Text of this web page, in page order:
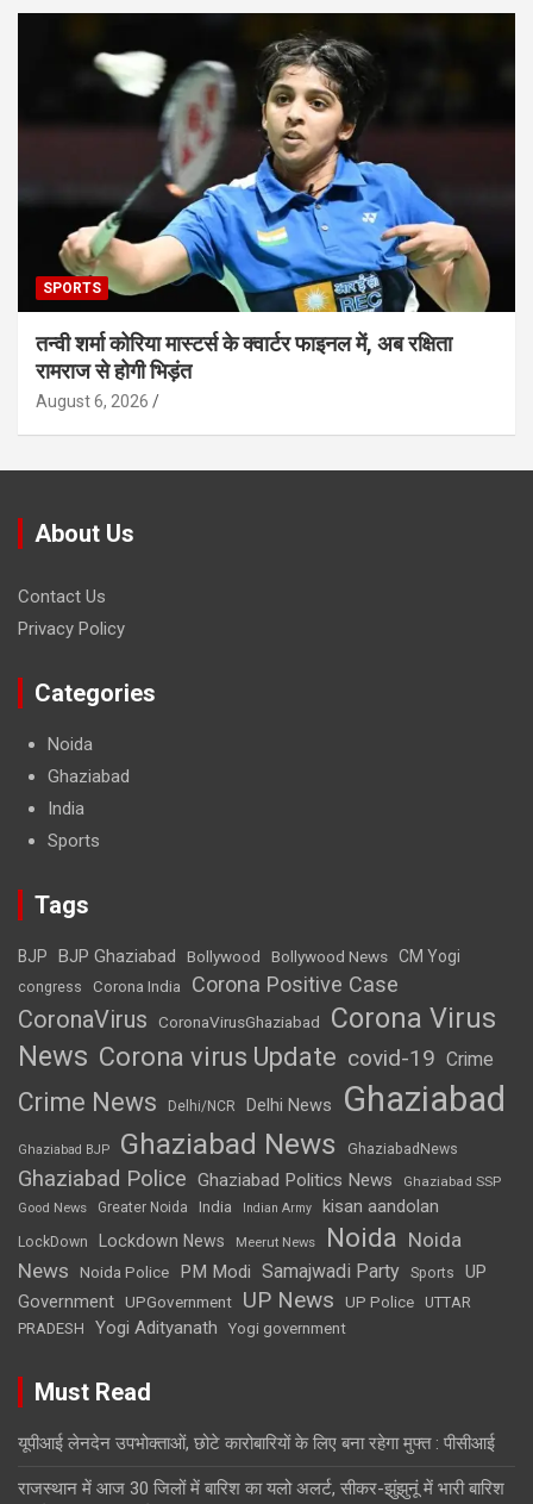
SPORTS
तन्वी शर्मा कोरिया मास्टर्स के क्वार्टर फाइनल में, अब रक्षिता
रामराज से होगी भिड़ंत
August 6, 2026
About Us
Contact Us
Privacy Policy
Categories
Noida
Ghaziabad
India
Sports
Tags
BJP BJP Ghaziabad Bollywood Bollywood News CM Yogi
congress Corona India Corona Positive Case
CoronaVirus CoronaVirusGhaziabad
Corona Virus
News Corona virus Update covid-19 Crime
Crime News Delhi/NCR Delhi News Ghaziabad
Ghaziabad BJP Ghaziabad News GhaziabadNews
Ghaziabad Police Ghaziabad Politics News Ghaziabad SSP
Good News Greater Noida India Indian Army kisan aandolan
LockDown Lockdown News Meerut News Noida Noida
News
Noida Police PM Modi Samajwadi Party Sports
UP
Government UPGovernment UP News UP Police
UTTAR
PRADESH
Yogi Adityanath Yogi government
Must Read
यूपीआई लेनदेन उपभोक्ताओं, छोटे कारोबारियों के लिए बना रहेगा मुफ्त : पीसीआई
राजस्थान में आज 30 जिलों में बारिश का यलो अलर्ट, सीकर-झुंझुनूं में भारी बारिश